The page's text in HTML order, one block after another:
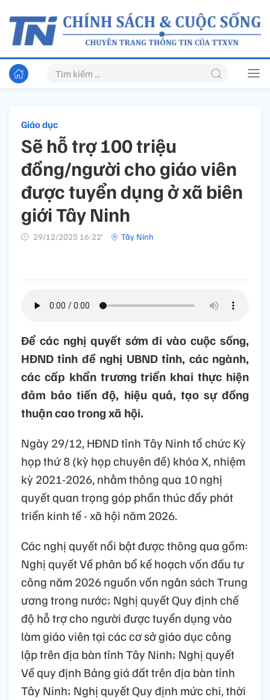
Giáo dục
Sẽ hỗ trợ 100 triệu
đồng/người cho giáo viên
được tuyển dụng ở xã biên
giới Tây Ninh
29/12/2025 16:22’ Tây Ninh
Để các nghị quyết sớm đi vào cuộc sống,
HĐND tỉnh đề nghị UBND tỉnh, các ngành,
các cấp khẩn trương triển khai thực hiện
đảm bảo tiến độ, hiệu quả, tạo sự đồng
thuận cao trong xã hội.
Ngày 29/12, HĐND tỉnh Tây Ninh tổ chức Kỳ
họp thứ 8 (kỳ họp chuyên đề) khóa X, nhiệm
kỳ 2021-2026, nhằm thông qua 10 nghị
quyết quan trọng góp phần thúc đẩy phát
triển kinh tế - xã hội năm 2026.
Các nghị quyết nổi bật được thông qua gồm:
Nghị quyết Về phân bổ kế hoạch vốn đầu tư
công năm 2026 nguồn vốn ngân sách Trung
ương trong nước; Nghị quyết Quy định chế
độ hỗ trợ cho người được tuyển dụng vào
làm giáo viên tại các cơ sở giáo dục công
lập trên địa bàn tỉnh Tây Ninh; Nghị quyết
Về quy định Bảng giá đất trên địa bàn tỉnh
Tây Ninh; Nghị quyết Quy định mức chi, thời